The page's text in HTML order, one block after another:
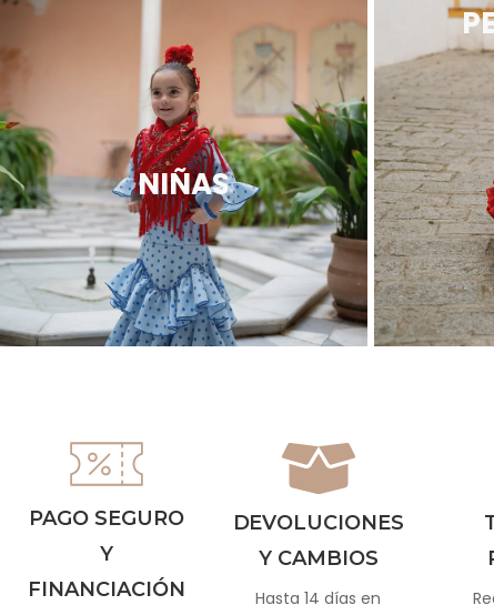
NIÑAS
PAGO SEGURO
Y
FINANCIACIÓN
DEVOLUCIONES
Y CAMBIOS
Hasta 14 días en